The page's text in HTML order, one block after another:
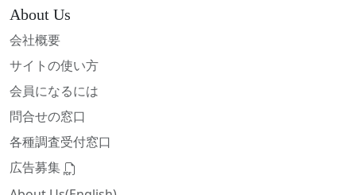
About Us
会社概要
サイトの使い方
会員になるには
問合せの窓口
各種調査受付窓口
広告募集